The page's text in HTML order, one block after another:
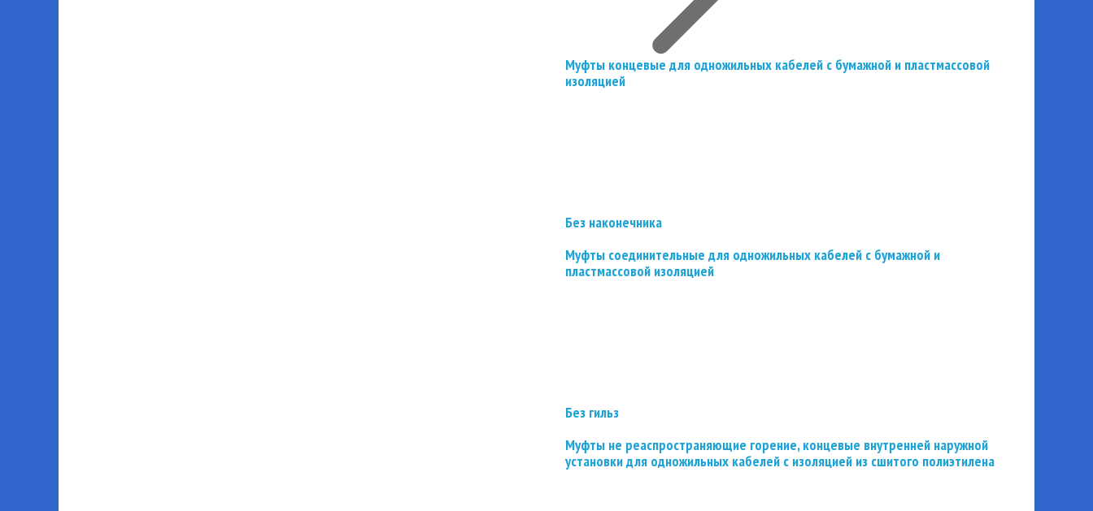
Муфты концевые для одножильных кабелей с бумажной и пластмассовой
изоляцией
Без наконечника
Муфты соединительные для одножильных кабелей с бумажной и
пластмассовой изоляцией
Без гильз
Муфты не реаспространяющие горение, концевые внутренней наружной
установки для одножильных кабелей с изоляцией из сшитого полиэтилена